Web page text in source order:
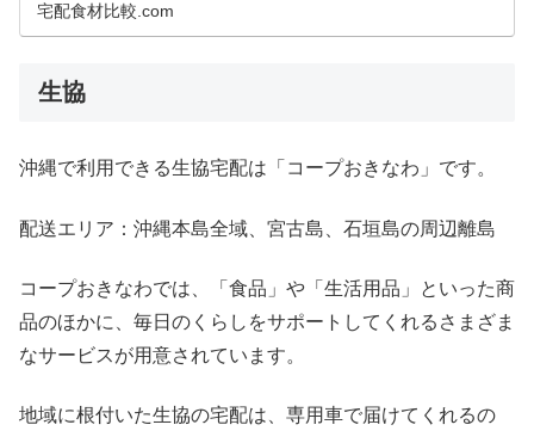
宅配食材比較.com
生協
沖縄で利用できる生協宅配は「コープおきなわ」です。
配送エリア：沖縄本島全域、宮古島、石垣島の周辺離島
コープおきなわでは、「食品」や「生活用品」といった商
品のほかに、毎日のくらしをサポートしてくれるさまざま
なサービスが用意されています。
地域に根付いた生協の宅配は、専用車で届けてくれるの